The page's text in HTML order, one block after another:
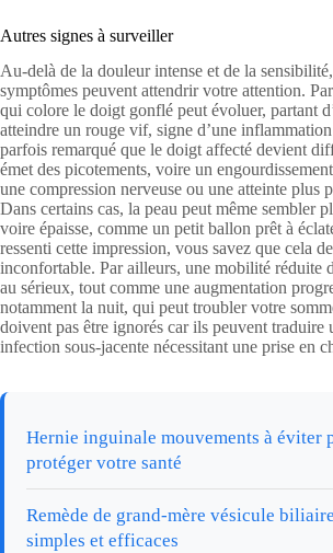
Autres signes à surveiller
Au-delà de la douleur intense et de la
symptômes peuvent attendrir votre attention.
qui colore le doigt gonflé peut évoluer, partant
atteindre un rouge vif, signe d’une
parfois remarqué que le doigt affecté devient
émet des picotements, voire un
une compression nerveuse ou une atteinte plus
Dans certains cas, la peau peut même sembler
voire épaisse, comme un petit ballon prêt à
ressenti cette impression, vous savez que cela
inconfortable. Par ailleurs, une mobilité réduite
au sérieux, tout comme une augmentation
notamment la nuit, qui peut troubler votre
doivent pas être ignorés car ils peuvent traduire
infection sous-jacente nécessitant une prise en
Hernie inguinale mouvements à éviter
protéger votre santé
Remède de grand-mère vésicule
simples et efficaces